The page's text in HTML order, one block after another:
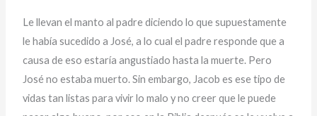
Le llevan el manto al padre diciendo lo que supuestamente
le había sucedido a José, a lo cual el padre responde que a
causa de eso estaría angustiado hasta la muerte. Pero
José no estaba muerto. Sin embargo, Jacob es ese tipo de
vidas tan listas para vivir lo malo y no creer que le puede